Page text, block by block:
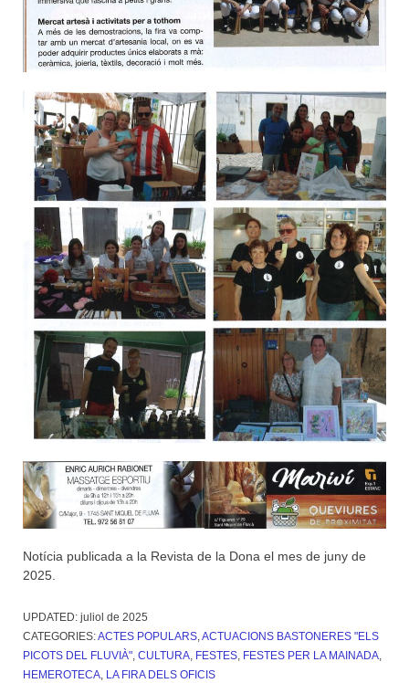
Notícia publicada a la Revista de la Dona el mes de juny de
2025.
UPDATED: juliol de 2025
CATEGORIES:ACTES POPULARS ACTUACIONS BASTONERES "ELS
PICOTS DEL FLUVIÀ" CULTURA FESTES FESTES PER LA MAINADA
HEMEROTECA LA FIRA DELS OFICIS